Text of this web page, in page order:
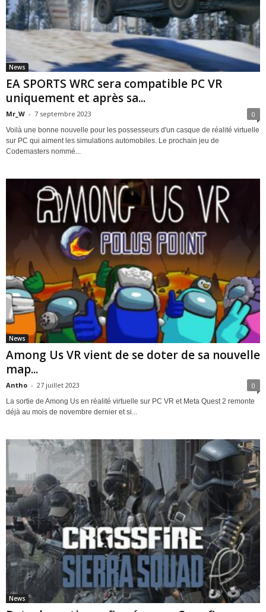
News
EA SPORTS WRC sera compatible PC VR
uniquement et après sa...
Mr_W - 7 septembre 2023 0
Voilà une bonne nouvelle pour les possesseurs d'un casque de réalité virtuelle
sur PC qui aiment les simulations automobiles. Le prochain jeu de
Codemasters nommé...
News
Among Us VR vient de se doter de sa nouvelle
map...
Antho - 27 juillet 2023 0
La sortie de Among Us en réalité virtuelle sur PC VR et Meta Quest 2 remonte
déjà au mois de novembre dernier et si...
News